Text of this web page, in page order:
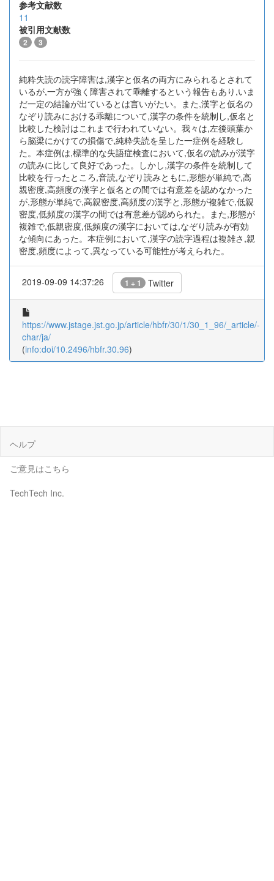
参考文献数
11
被引用文献数
2 3
純粋失読の読字障害は,漢字と仮名の両方にみられるとされて
いるが,一方が強く障害されて乖離するという報告もあり,いま
だ一定の結論が出ているとは言いがたい。また,漢字と仮名の
なぞり読みにおける乖離について,漢字の条件を統制し,仮名と
比較した検討はこれまで行われていない。我々は,左後頭葉か
ら脳梁にかけての損傷で,純粋失読を呈した一症例を経験し
た。本症例は,標準的な失語症検査において,仮名の読みが漢字
の読みに比して良好であった。しかし,漢字の条件を統制して
比較を行ったところ,音読,なぞり読みともに,形態が単純で,高
親密度,高頻度の漢字と仮名との間では有意差を認めなかった
が,形態が単純で,高親密度,高頻度の漢字と,形態が複雑で,低親
密度,低頻度の漢字の間では有意差が認められた。また,形態が
複雑で,低親密度,低頻度の漢字においては,なぞり読みが有効
な傾向にあった。本症例において,漢字の読字過程は複雑さ,親
密度,頻度によって,異なっている可能性が考えられた。
2019-09-09 14:37:26 1 + 1 Twitter
https://www.jstage.jst.go.jp/article/hbfr/30/1/30_1_96/_article/-
char/ja/
(info:doi/10.2496/hbfr.30.96)
ヘルプ
ご意見はこちら
TechTech Inc.